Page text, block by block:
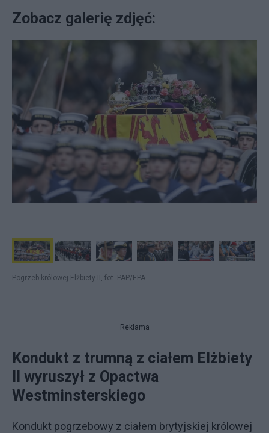
Zobacz galerię zdjęć:
Pogrzeb królowej Elżbiety II, fot. PAP/EPA
Reklama
Kondukt z trumną z ciałem Elżbiety
II wyruszył z Opactwa
Westminsterskiego
Kondukt pogrzebowy z ciałem brytyjskiej królowej